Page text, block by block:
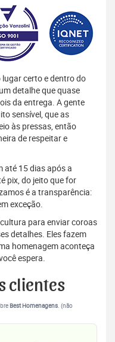
certo e dentro do
detalhe que quase
da entrega. A gente
sensível, que as
às pressas, então
de respeitar e
até 15 dias após a
pix, do jeito que for
é a transparência:
exceção.
para enviar coroas
detalhes. Eles fazem
homenagem aconteça
espera.
clientes
Best Homenagens. (não